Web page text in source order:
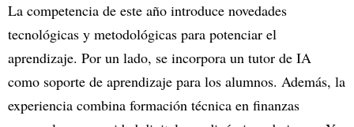
La competencia de este año introduce novedades
tecnológicas y metodológicas para potenciar el
aprendizaje. Por un lado, se incorpora un tutor de IA
como soporte de aprendizaje para los alumnos. Además, la
experiencia combina formación técnica en finanzas